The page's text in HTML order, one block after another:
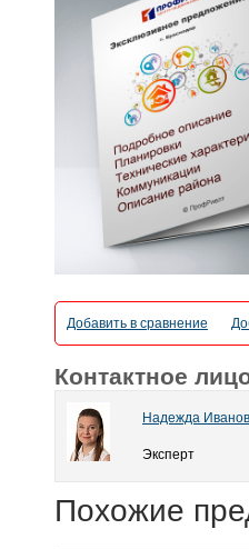
Добавить в сравнение
Контактное
Надежда
Эксперт
Похожие